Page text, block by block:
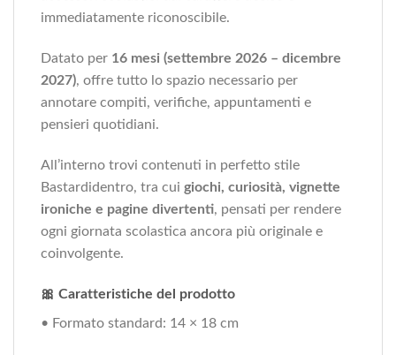
immediatamente riconoscibile.
Datato per 16 mesi (settembre 2026 – dicembre
2027), offre tutto lo spazio necessario per
annotare compiti, verifiche, appuntamenti e
pensieri quotidiani.
All’interno trovi contenuti in perfetto stile
Bastardidentro, tra cui giochi, curiosità, vignette
ironiche e pagine divertenti, pensati per rendere
ogni giornata scolastica ancora più originale e
coinvolgente.
🎀 Caratteristiche del prodotto
• Formato standard: 14 × 18 cm